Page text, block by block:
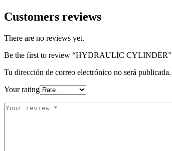
Customers reviews
There are no reviews yet.
Be the first to review “HYDRAULIC CYLINDER”
Tu dirección de correo electrónico no será publicada.
Your rating